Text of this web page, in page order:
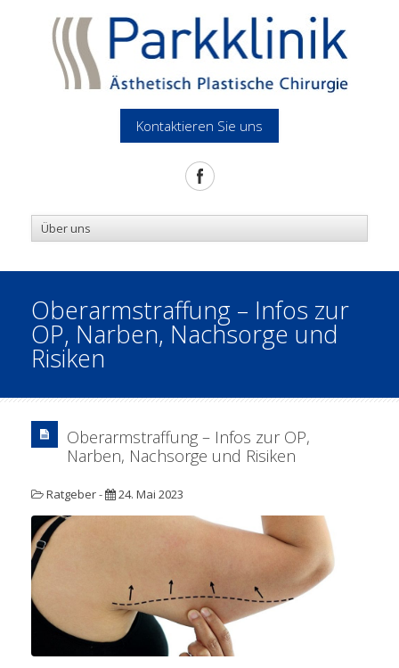
Kontaktieren Sie uns
Oberarmstraffung – Infos zur
OP, Narben, Nachsorge und
Risiken
Oberarmstraffung – Infos zur OP,
Narben, Nachsorge und Risiken
Ratgeber- 24. Mai 2023